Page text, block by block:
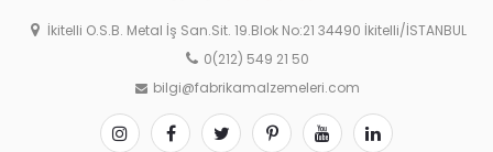
İkitelli O.S.B. Metal İş San.Sit. 19.Blok No:21 34490 İkitelli/İSTANBUL
0(212) 549 21 50
bilgi@fabrikamalzemeleri.com